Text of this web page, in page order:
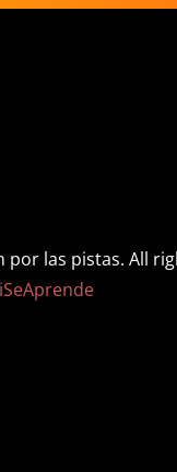
las pistas. All